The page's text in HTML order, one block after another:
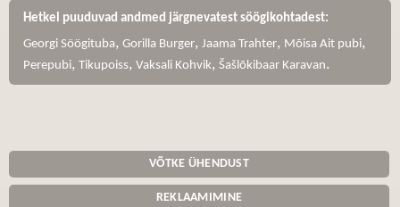
Hetkel puuduvad andmed järgnevatest söögikohtadest:
Georgi Söögituba, Gorilla Burger, Jaama Trahter, Mõisa Ait pubi,
Perepubi, Tikupoiss, Vaksali Kohvik, Šašlõkibaar Karavan.
VÕTKE ÜHENDUST
REKLAAMIMINE